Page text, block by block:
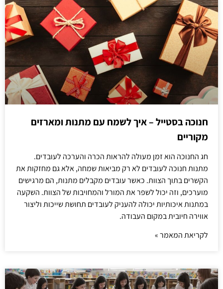
חנוכה בסטייל – איך לשמח עם מתנות ומארזים
מקוריים
חג החנוכה הוא זמן מעולה להראות הכרה והערכה לעובדים.
מתנות חנוכה לעובדים לא רק מביאות שמחה, אלא גם מחזקות את
הקשרים בתוך הצוות. כאשר עובדים מקבלים מתנות, הם מרגישים
מוערכים, וזה יכול לשפר את המורל והמחויבות של הצוות. השקעה
במתנות איכותיות יכולה להעניק לעובדים תחושת שייכות וליצור
אווירה חיובית במקום העבודה.
לקריאת המאמר »